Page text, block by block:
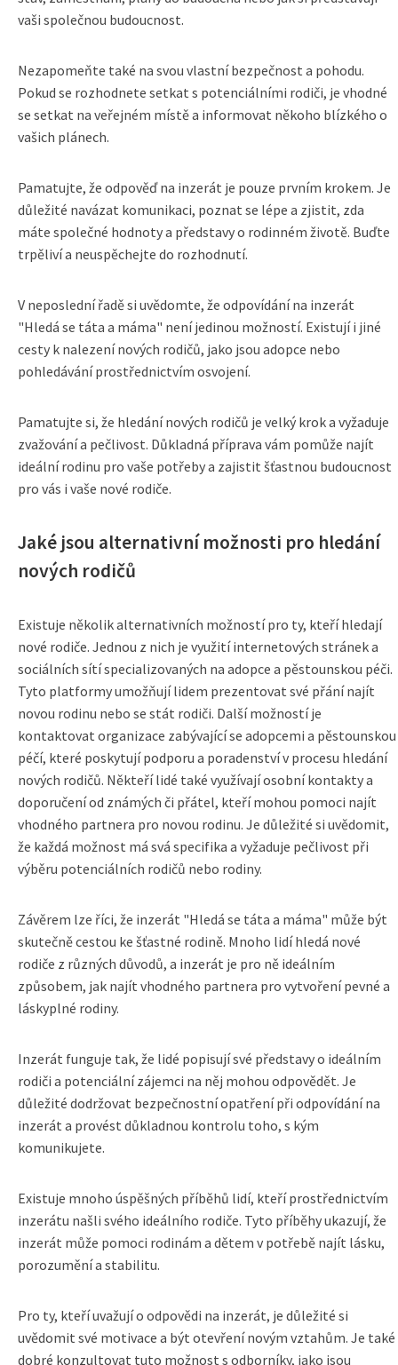
vaši společnou budoucnost.
Nezapomeňte také na svou vlastní bezpečnost a pohodu.
Pokud se rozhodnete setkat s potenciálními rodiči, je vhodné
se setkat na veřejném místě a informovat někoho blízkého o
vašich plánech.
Pamatujte, že odpověď na inzerát je pouze prvním krokem. Je
důležité navázat komunikaci, poznat se lépe a zjistit, zda
máte společné hodnoty a představy o rodinném životě. Buďte
trpěliví a neuspěchejte do rozhodnutí.
V neposlední řadě si uvědomte, že odpovídání na inzerát
"Hledá se táta a máma" není jedinou možností. Existují i jiné
cesty k nalezení nových rodičů, jako jsou adopce nebo
pohledávání prostřednictvím osvojení.
Pamatujte si, že hledání nových rodičů je velký krok a vyžaduje
zvažování a pečlivost. Důkladná příprava vám pomůže najít
ideální rodinu pro vaše potřeby a zajistit šťastnou budoucnost
pro vás i vaše nové rodiče.
Jaké jsou alternativní možnosti pro hledání
nových rodičů
Existuje několik alternativních možností pro ty, kteří hledají
nové rodiče. Jednou z nich je využití internetových stránek a
sociálních sítí specializovaných na adopce a pěstounskou péči.
Tyto platformy umožňují lidem prezentovat své přání najít
novou rodinu nebo se stát rodiči. Další možností je
kontaktovat organizace zabývající se adopcemi a pěstounskou
péčí, které poskytují podporu a poradenství v procesu hledání
nových rodičů. Někteří lidé také využívají osobní kontakty a
doporučení od známých či přátel, kteří mohou pomoci najít
vhodného partnera pro novou rodinu. Je důležité si uvědomit,
že každá možnost má svá specifika a vyžaduje pečlivost při
výběru potenciálních rodičů nebo rodiny.
Závěrem lze říci, že inzerát "Hledá se táta a máma" může být
skutečně cestou ke šťastné rodině. Mnoho lidí hledá nové
rodiče z různých důvodů, a inzerát je pro ně ideálním
způsobem, jak najít vhodného partnera pro vytvoření pevné a
láskyplné rodiny.
Inzerát funguje tak, že lidé popisují své představy o ideálním
rodiči a potenciální zájemci na něj mohou odpovědět. Je
důležité dodržovat bezpečnostní opatření při odpovídání na
inzerát a provést důkladnou kontrolu toho, s kým
komunikujete.
Existuje mnoho úspěšných příběhů lidí, kteří prostřednictvím
inzerátu našli svého ideálního rodiče. Tyto příběhy ukazují, že
inzerát může pomoci rodinám a dětem v potřebě najít lásku,
porozumění a stabilitu.
Pro ty, kteří uvažují o odpovědi na inzerát, je důležité si
uvědomit své motivace a být otevření novým vztahům. Je také
dobré konzultovat tuto možnost s odborníky, jako jsou